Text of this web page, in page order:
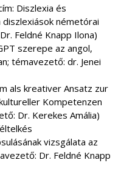
Diszlexia és
németórai
Feldné Knapp Ilona)
szerepe az angol,
témavezető: dr. Jenei
als kreativer Ansatz zur
Kompetenzen
Dr. Kerekes Amália)
vizsgálata az
Dr. Feldné Knapp